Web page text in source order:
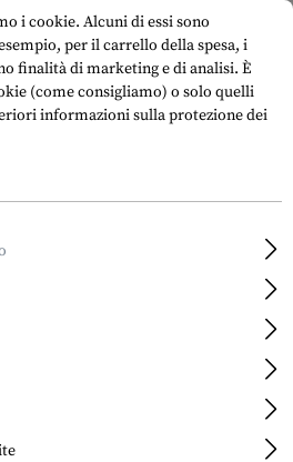
C1
i cookie. Alcuni di essi sono
per il carrello della spesa, i
finalità di marketing e di analisi. È
(come consigliamo) o solo quelli
informazioni sulla protezione dei